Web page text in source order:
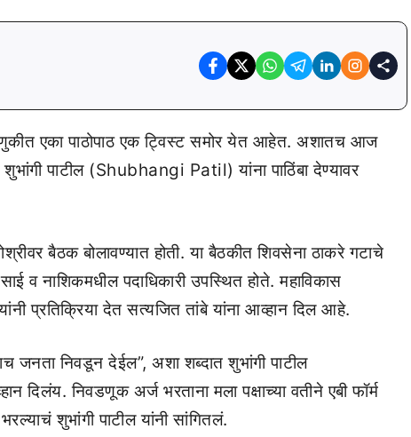
एका पाठोपाठ एक ट्विस्ट समोर येत आहेत. अशातच आज
पाटील (Shubhangi Patil) यांना पाठिंबा देण्यावर
बैठक बोलावण्यात होती. या बैठकीत शिवसेना ठाकरे गटाचे
नाशिकमधील पदाधिकारी उपस्थित होते. महाविकास
प्रतिक्रिया देत सत्यजित तांबे यांना आव्हान दिल आहे.
जनता निवडून देईल”, अशा शब्दात शुभांगी पाटील
निवडणूक अर्ज भरताना मला पक्षाच्या वतीने एबी फॉर्म
शुभांगी पाटील यांनी सांगितलं.